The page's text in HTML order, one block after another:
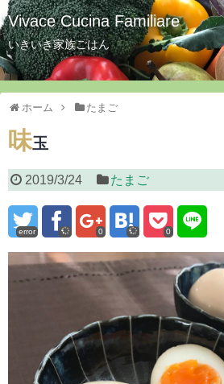
Vivace Cucina Familiare
いきいき家族ごはん
ホーム たまご
味玉
2019/3/24 たまご
error 0 0